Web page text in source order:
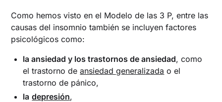
Como hemos visto en el Modelo de las 3 P, entre las
causas del insomnio también se incluyen factores
psicológicos como:
la ansiedad y los trastornos de ansiedad, como
el trastorno deansiedad generalizada o el
trastorno de pánico,
la depresión,